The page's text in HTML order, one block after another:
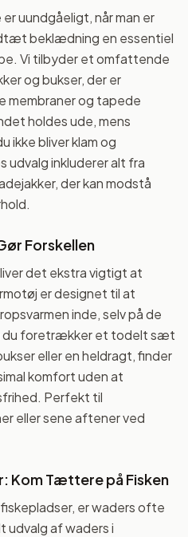
uundgåeligt, når man er
beklædning en essentiel
Vi tilbyder et omfattende
og bukser, der er
membraner og tapede
holdes ude, mens
ikke bliver klam og
udvalg inkluderer alt fra
der kan modstå
Forskellen
det ekstra vigtigt at
er designet til at
inde, selv på de
du foretrækker et todelt sæt
eller en heldragt, finder
komfort uden at
Perfekt til
eller sene aftener ved
Kom Tættere på Fisken
er waders ofte
udvalg af waders i